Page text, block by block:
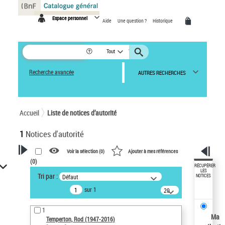
Espace personnel Aide Une question ? Historique
Tout
Recherche avancée AUTRES RECHERCHES
Accueil Liste de notices d’autorité
1 Notices d'autorité
VOTRE RECHERCHE
Recherche avancée dans les
notices d’autorité
Œuvres liées à l'auteur :
Temperton, Rod (1947-2016)
Voir la sélection (0) Ajouter à mes références
(0)
Tri par : Défaut
sur 1
20
résultats/page
1
Temperton, Rod (1947-2016)
RÉCUPÉRER
LES
NOTICES
Ma
Panneau de gestion des cookies